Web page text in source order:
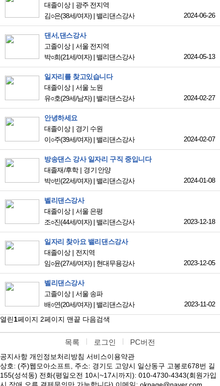
대졸이상
광주 전지역
김○은(38세/여자) | 밸리댄스강사 2024-06-26
댄서,댄스강사
고졸이상
서울 전지역
박○희(21세/여자) | 밸리댄스강사 2024-05-13
일자리를 찾고있습니다
대졸이상
서울 노원
유○호(29세/남자) | 밸리댄스강사 2024-02-27
안녕하세요
대졸이상
경기 수원
이○주(39세/여자) | 밸리댄스강사 2024-02-07
방송댄스 강사 일자리 구직 중입니다
대졸재/후학
경기 안양
박○빈(22세/여자) | 밸리댄스강사 2024-01-08
벨리댄스강사
대졸이상
서울 은평
조○진(44세/여자) | 밸리댄스강사 2023-12-18
일자리 찾아요 밸리댄스강사
대졸이상
전지역
임○윤(27세/여자) | 현대무용강사 2023-12-05
벨리댄스강사
고졸이상
서울 송파
배○연(20세/여자) | 밸리댄스강사
2023-11-02
열린1페이지 2페이지 맨끝 다음검색
목록 로그인 PC버전
공지사항 개인정보처리방침 서비스이용약관
상호: (주)웹모아소프트, 주소: 경기도 고양시 일산동구 고봉로678번 길
155(성석동) 전화(평일오전 10시~17시까지): 010-4730-4343(회원가입